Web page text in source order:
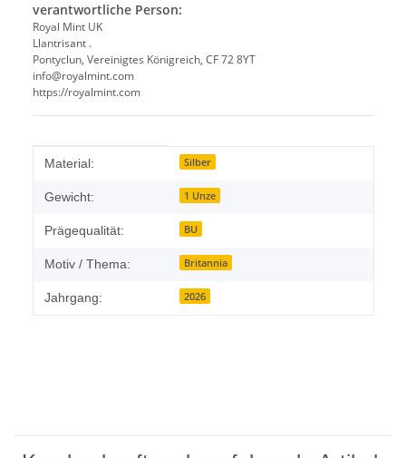
verantwortliche Person:
Royal Mint UK
Llantrisant .
Pontyclun, Vereinigtes Königreich, CF 72 8YT
info@royalmint.com
https://royalmint.com
Produkteigenschaft
Wert
Material: Silber
Gewicht: 1 Unze
Prägequalität: BU
Motiv / Thema: Britannia
Jahrgang: 2026